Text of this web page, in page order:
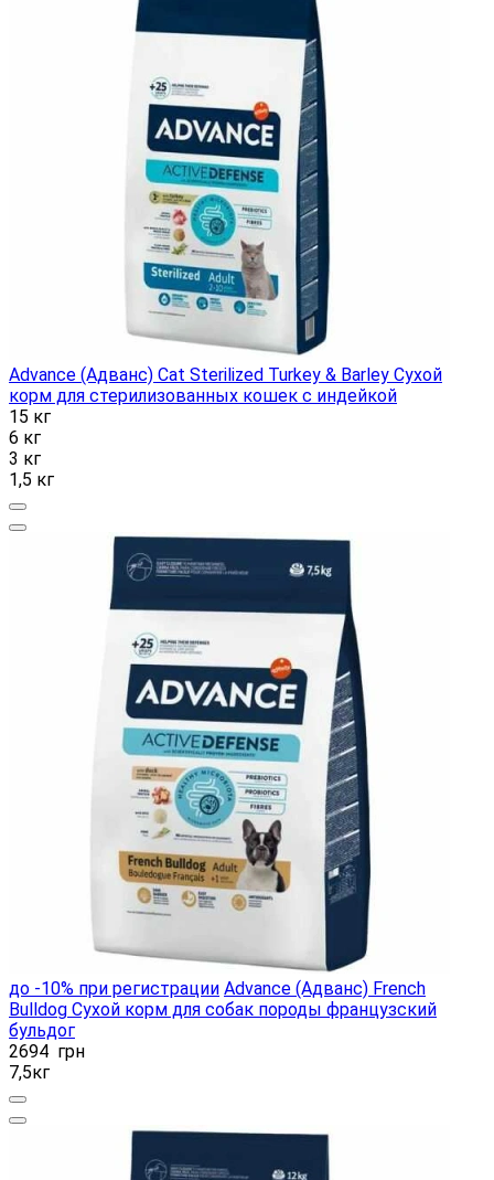
Advance (Адванс) Cat Sterilized Turkey & Barley Сухой
корм для стерилизованных кошек с индейкой
15 кг
6 кг
3 кг
1,5 кг
до -10% при регистрации Advance (Адванс) French
Bulldog Сухой корм для собак породы французский
бульдог
2694 грн
7,5кг